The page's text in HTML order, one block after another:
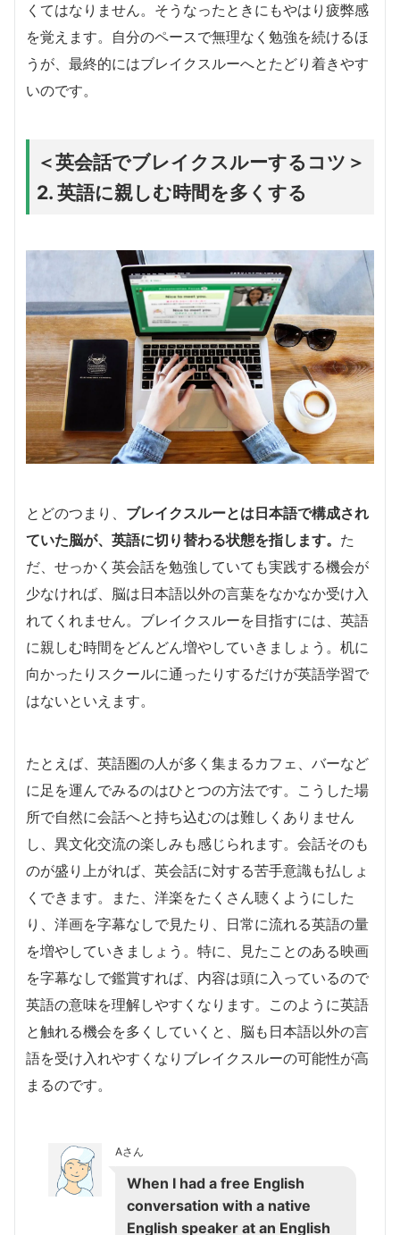
くてはなりません。そうなったときにもやはり疲弊感
を覚えます。自分のペースで無理なく勉強を続けるほ
うが、最終的にはブレイクスルーへとたどり着きやす
いのです。
＜英会話でブレイクスルーするコツ＞
2. 英語に親しむ時間を多くする
とどのつまり、 ブレイクスルーとは日本語で構成され
ていた脳が、英語に切り替わる状態を指します。 た
だ、せっかく英会話を勉強していても実践する機会が
少なければ、脳は日本語以外の言葉をなかなか受け入
れてくれません。ブレイクスルーを目指すには、英語
に親しむ時間をどんどん増やしていきましょう。机に
向かったりスクールに通ったりするだけが英語学習で
はないといえます。
たとえば、英語圏の人が多く集まるカフェ、バーなど
に足を運んでみるのはひとつの方法です。こうした場
所で自然に会話へと持ち込むのは難しくありません
し、異文化交流の楽しみも感じられます。会話そのも
のが盛り上がれば、英会話に対する苦手意識も払しょ
くできます。また、洋楽をたくさん聴くようにした
り、洋画を字幕なしで見たり、日常に流れる英語の量
を増やしていきましょう。特に、見たことのある映画
を字幕なしで鑑賞すれば、内容は頭に入っているので
英語の意味を理解しやすくなります。このように英語
と触れる機会を多くしていくと、脳も日本語以外の言
語を受け入れやすくなりブレイクスルーの可能性が高
まるのです。
Aさん
When I had a free English
conversation with a native
English speaker at an English